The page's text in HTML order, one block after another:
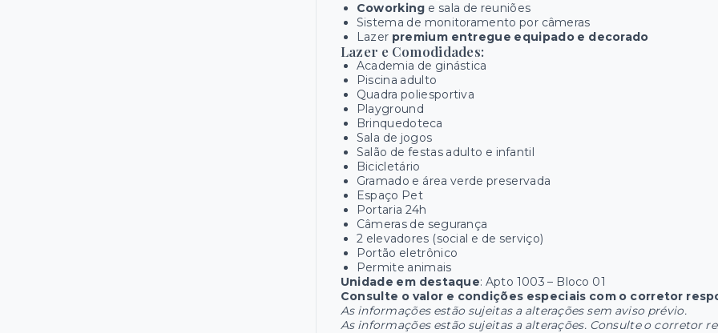
Coworking e sala de reuniões
Sistema de monitoramento por câmeras
Lazer premium entregue equipado e decorado
Lazer e Comodidades:
Academia de ginástica
Piscina adulto
Quadra poliesportiva
Playground
Brinquedoteca
Sala de jogos
Salão de festas adulto e infantil
Bicicletário
Gramado e área verde preservada
Espaço Pet
Portaria 24h
Câmeras de segurança
2 elevadores (social e de serviço)
Portão eletrônico
Permite animais
Unidade em destaque: Apto 1003 – Bloco 01
Consulte o valor e condições especiais com o corretor
As informações estão sujeitas a alterações sem aviso prévio.
As informações estão sujeitas a alterações. Consulte o corretor